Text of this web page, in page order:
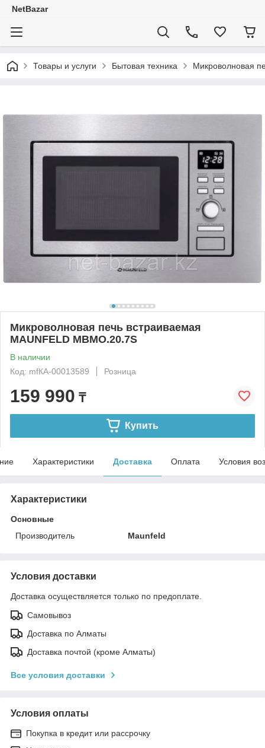
NetBazar
Товары и услуги Бытовая техника Микроволновая
Микроволновая печь встраиваемая
MAUNFELD MBMO.20.7S
В наличии
Код: mfКА-00013589
Розница
159 990 ₸
Купить
Характеристики Доставка Оплата Условия
Характеристики
Основные
Производитель
Maunfeld
Условия доставки
Доставка осуществляется только по предоплате.
Самовывоз
Доставка по Алматы
Доставка почтой (кроме Алматы)
Все условия доставки
Условия оплаты
Покупка в кредит или рассрочку